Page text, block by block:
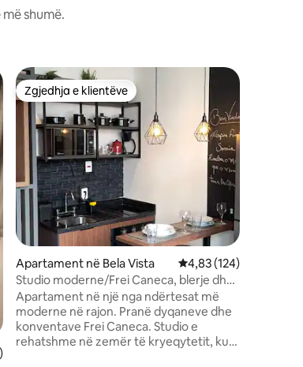
shumë.
4,97 nga 5, 149 vlerësime
Zgjedhja e klientëve
Zgjedhja e klientëve
Apartament në Bela Vista Vlerësimi mesatar
4,83 (124)
Studio moderne/Frei Caneca, blerje dhe
konventa
Apartament në një nga ndërtesat më
moderne në rajon. Pranë dyqaneve dhe
konventave Frei Caneca. Studio e
rehatshme në zemër të kryeqytetit, ku